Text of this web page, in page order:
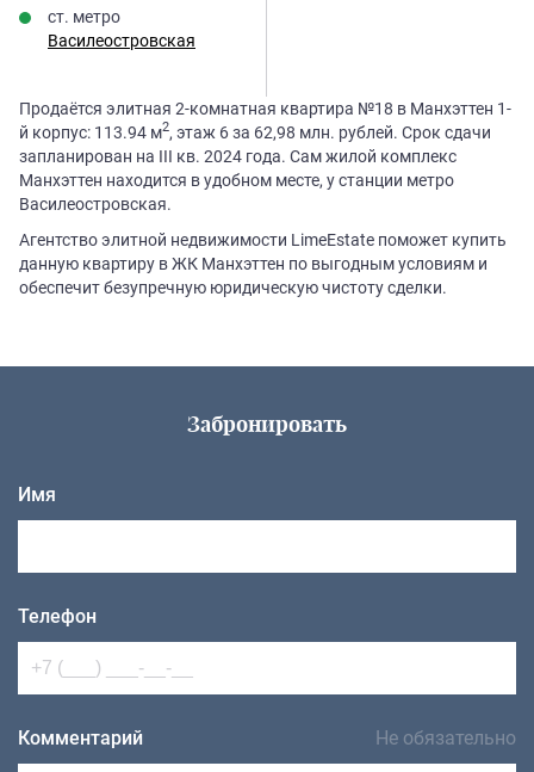
ст. метро
Василеостровская
Продаётся элитная 2-комнатная квартира №18 в Манхэттен 1-
й корпус: 113.94 м2, этаж 6 за 62,98 млн. рублей. Срок сдачи
запланирован на III кв. 2024 года. Сам жилой комплекс
Манхэттен находится в удобном месте, у станции метро
Василеостровская.
Агентство элитной недвижимости LimeEstate поможет купить
данную квартиру в ЖК Манхэттен по выгодным условиям и
обеспечит безупречную юридическую чистоту сделки.
Забронировать
Имя
Телефон
Комментарий Не обязательно